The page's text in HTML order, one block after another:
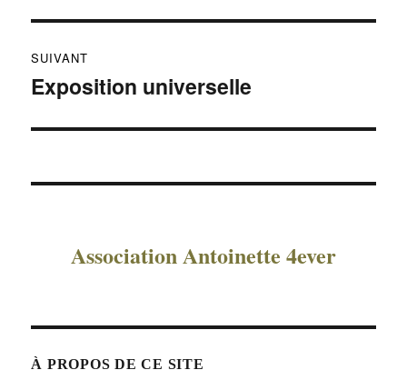
SUIVANT
Publication
Exposition universelle
Association Antoinette 4ever
À PROPOS DE CE SITE